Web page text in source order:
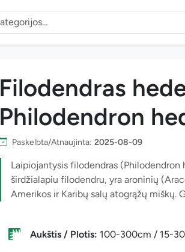
Filodendras
Philodendron
Paskelbta/Atnaujinta: 2025-08-09
Laipiojantysis filodendras (Philodendron
širdžialapiu filodendru, yra aroninių
Amerikos ir Karibų salų atogrąžų miškų.
Aukštis / Plotis: 100-300cm / 15-